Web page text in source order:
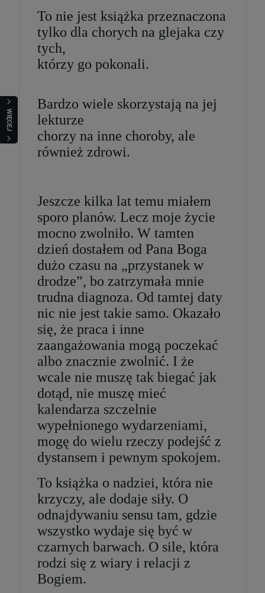
WIĘCEJ
To nie jest książka przeznaczona
tylko dla chorych na glejaka czy
tych,
którzy go pokonali.
Bardzo wiele skorzystają na jej
lekturze
chorzy na inne choroby, ale
również zdrowi.
Jeszcze kilka lat temu miałem
sporo planów. Lecz moje życie
mocno zwolniło. W tamten
dzień dostałem od Pana Boga
dużo czasu na „przystanek w
drodze”, bo zatrzymała mnie
trudna diagnoza. Od tamtej daty
nic nie jest takie samo. Okazało
się, że praca i inne
zaangażowania mogą poczekać
albo znacznie zwolnić. I że
wcale nie muszę tak biegać jak
dotąd, nie muszę mieć
kalendarza szczelnie
wypełnionego wydarzeniami,
mogę do wielu rzeczy podejść z
dystansem i pewnym spokojem.
To książka o nadziei, która nie
krzyczy, ale dodaje siły. O
odnajdywaniu sensu tam, gdzie
wszystko wydaje się być w
czarnych barwach. O sile, która
rodzi się z wiary i relacji z
Bogiem.